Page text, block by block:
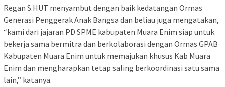
Regan S.HUT menyambut dengan baik kedatangan Ormas
Generasi Penggerak Anak Bangsa dan beliau juga mengatakan,
“kami dari jajaran PD SPME kabupaten Muara Enim siap untuk
bekerja sama bermitra dan berkolaborasi dengan Ormas GPAB
Kabupaten Muara Enim untuk memajukan khusus Kab Muara
Enim dan mengharapkan tetap saling berkoordinasi satu sama
lain,” katanya.